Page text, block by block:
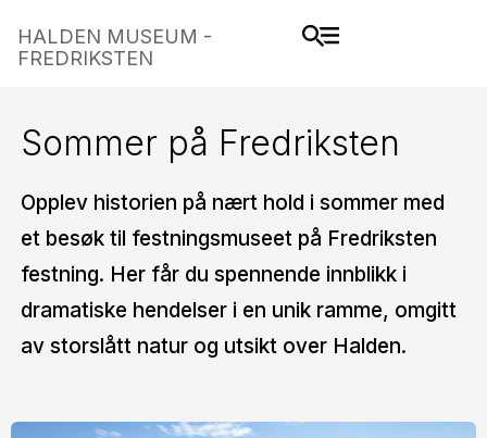
HALDEN MUSEUM -
FREDRIKSTEN
Sommer på Fredriksten
Opplev historien på nært hold i sommer med
et besøk til festningsmuseet på Fredriksten
festning. Her får du spennende innblikk i
dramatiske hendelser i en unik ramme, omgitt
av storslått natur og utsikt over Halden.